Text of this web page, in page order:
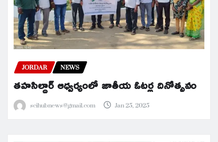
JORDAR NEWS
తహసిల్దార్ ఆధ్వర్యంలో జాతీయ ఓటర్ల దినోత్సవం
scihubnews@gmail.com Jan 25, 2025